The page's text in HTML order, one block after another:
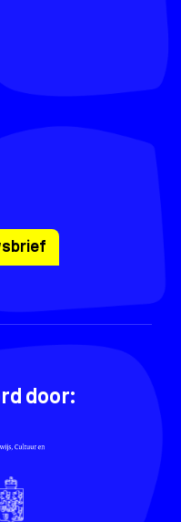
door: